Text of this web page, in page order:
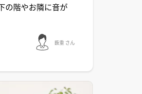
の階やお隣に音が
薮重 さん